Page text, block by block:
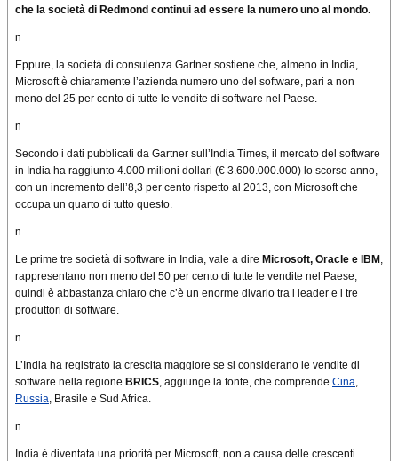
che la società di Redmond continui ad essere la numero uno al mondo.
n
Eppure, la società di consulenza Gartner sostiene che, almeno in India,
Microsoft è chiaramente l’azienda numero uno del software, pari a non
meno del 25 per cento di tutte le vendite di software nel Paese.
n
Secondo i dati pubblicati da Gartner sull’India Times, il mercato del software
in India ha raggiunto 4.000 milioni dollari (€ 3.600.000.000) lo scorso anno,
con un incremento dell’8,3 per cento rispetto al 2013, con Microsoft che
occupa un quarto di tutto questo.
n
Le prime tre società di software in India, vale a dire Microsoft, Oracle e IBM
rappresentano non meno del 50 per cento di tutte le vendite nel Paese,
quindi è abbastanza chiaro che c’è un enorme divario tra i leader e i tre
produttori di software.
n
L’India ha registrato la crescita maggiore se si considerano le vendite di
software nella regione BRICS , aggiunge la fonte, che comprende Cina
Russia , Brasile e Sud Africa.
n
India è diventata una priorità per Microsoft, non a causa delle crescenti